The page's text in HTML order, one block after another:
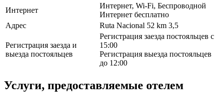
Интернет
Интернет, Wi-Fi, Беспроводной
Интернет бесплатно
Адрес
Ruta Nacional 52 km 3,5
Регистрация заезда и
выезда постояльцев
Регистрация заезда постояльцев с
15:00
Регистрация выезда постояльцев
до 12:00
Услуги, предоставляемые отелем